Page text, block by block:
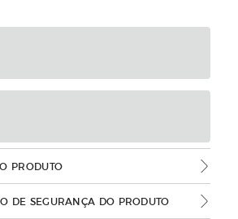
PRODUTO
DE SEGURANÇA DO PRODUTO